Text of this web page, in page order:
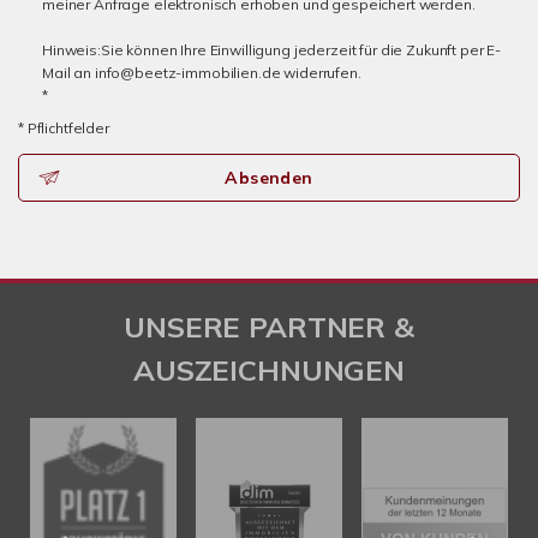
meiner Anfrage elektronisch erhoben und gespeichert werden.
Hinweis:Sie können Ihre Einwilligung jederzeit für die Zukunft per E-
Mail an info@beetz-immobilien.de widerrufen.
*
* Pflichtfelder
Absenden
UNSERE PARTNER &
AUSZEICHNUNGEN